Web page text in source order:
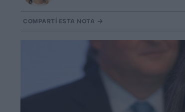
COMPARTÍ ESTA NOTA